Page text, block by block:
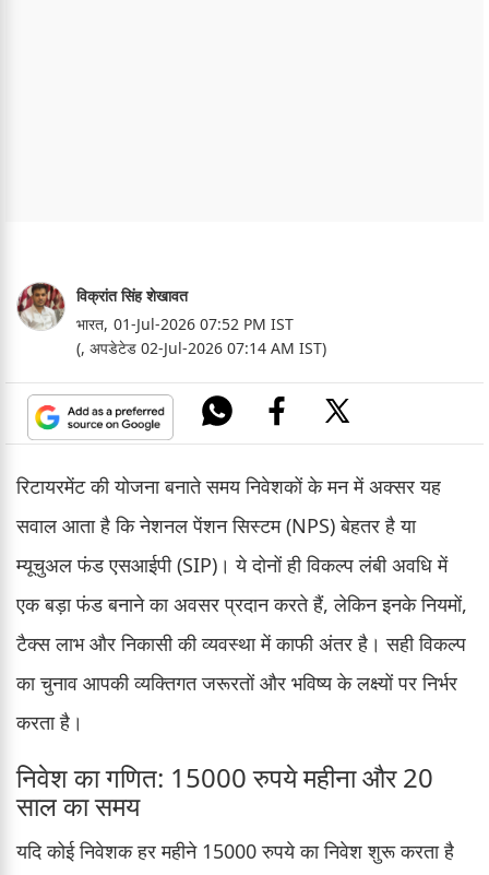
विक्रांत सिंह शेखावत
भारत, 01-Jul-2026 07:52 PM IST
(, अपडेटेड 02-Jul-2026 07:14 AM IST)
रिटायरमेंट की योजना बनाते समय निवेशकों के मन में अक्सर यह
सवाल आता है कि नेशनल पेंशन सिस्टम (NPS) बेहतर है या
म्यूचुअल फंड एसआईपी (SIP)। ये दोनों ही विकल्प लंबी अवधि में
एक बड़ा फंड बनाने का अवसर प्रदान करते हैं, लेकिन इनके नियमों,
टैक्स लाभ और निकासी की व्यवस्था में काफी अंतर है। सही विकल्प
का चुनाव आपकी व्यक्तिगत जरूरतों और भविष्य के लक्ष्यों पर निर्भर
करता है।
निवेश का गणित: 15000 रुपये महीना और 20
साल का समय
यदि कोई निवेशक हर महीने 15000 रुपये का निवेश शुरू करता है